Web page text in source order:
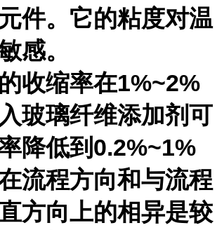
件。它的粘度对温
感。
收缩率在1%~2%
玻璃纤维添加剂可
降低到0.2%~1%
流程方向和与流程
方向上的相异是较